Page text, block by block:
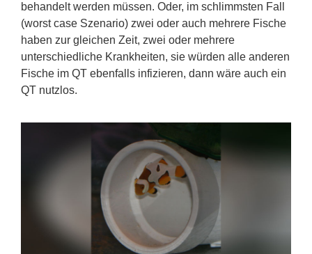
behandelt werden müssen. Oder, im schlimmsten Fall
(worst case Szenario) zwei oder auch mehrere Fische
haben zur gleichen Zeit, zwei oder mehrere
unterschiedliche Krankheiten, sie würden alle anderen
Fische im QT ebenfalls infizieren, dann wäre auch ein
QT nutzlos.